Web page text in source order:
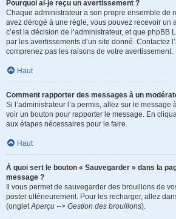
Pourquoi ai-je reçu un avertissement ?
Chaque administrateur a son propre ensemble de
avez dérogé à une règle, vous pouvez recevoir un
c’est la décision de l’administrateur, et que phpBB
par les avertissements d’un site donné. Contactez
comprenez pas les raisons de votre avertissement.
Haut
Comment rapporter des messages à un
Si l’administrateur l’a permis, allez sur le message
voir un bouton pour rapporter le message. En
aux étapes nécessaires pour le faire.
Haut
À quoi sert le bouton « Sauvegarder » dans la
message ?
Il vous permet de sauvegarder des brouillons de
poster ultérieurement. Pour les recharger, allez
(ongletAperçu --> Gestion des brouillons).